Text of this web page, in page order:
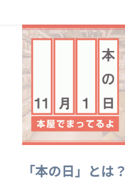
「本の日」とは？